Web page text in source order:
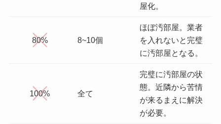
屋化。
80% 8~10個
ほぼ汚部屋。業者
を入れないと完璧
に汚部屋となる。
100% 全て
完璧に汚部屋の状
態。近隣から苦情
が来るまえに解決
が必要。